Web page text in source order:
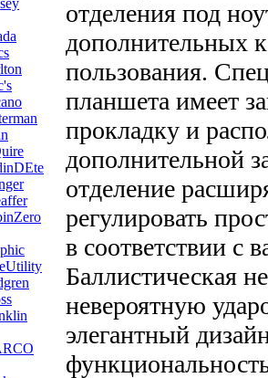
отделения под
дополнительных
пользования.
планшета имеет
прокладку и
дополнительной
отделение
регулировать
в соответствии с
Баллистическая
невероятную
элегантный